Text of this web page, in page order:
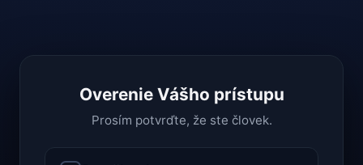
Overenie Vášho prístupu
Prosím potvrďte, že ste človek.